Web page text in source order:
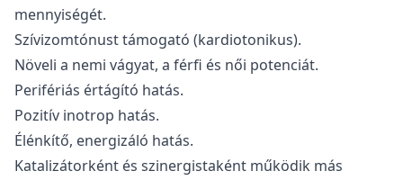
mennyiségét.
Szívizomtónust támogató (kardiotonikus).
Növeli a nemi vágyat, a férfi és női potenciát.
Perifériás értágító hatás.
Pozitív inotrop hatás.
Élénkítő, energizáló hatás.
Katalizátorként és szinergistaként működik más